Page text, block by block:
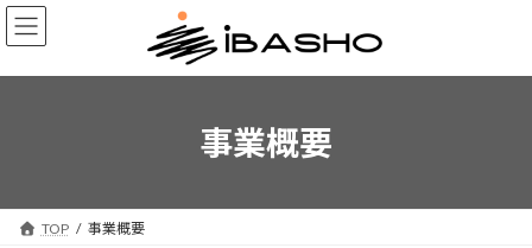
コ
ン
ン
ナ
ビ
ー
事業概要
TOP 事業概要